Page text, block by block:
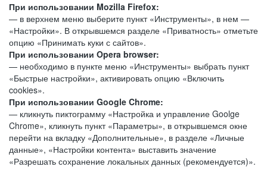
При использовании Mozilla Firefox:
— в верхнем меню выберите пункт «Инструменты», в нем —
«Настройки». В открывшемся разделе «Приватность» отметьте
опцию «Принимать куки с сайтов».
При использовании Opera browser:
— необходимо в пункте меню «Инструменты» выбрать пункт
«Быстрые настройки», активировать опцию «Включить
cookies».
При использовании Google Chrome:
— кликнуть пиктограмму «Настройка и управление Goolge
Chrome», кликнуть пункт «Параметры», в открывшемся окне
перейти на вкладку «Дополнительные», в разделе «Личные
данные», «Настройки контента» выставить значение
«Разрешать сохранение локальных данных (рекомендуется)».